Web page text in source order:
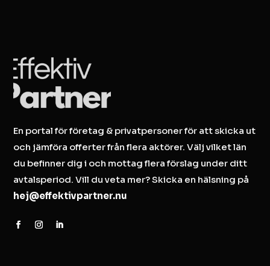
En portal för företag & privatpersoner för att skicka ut
och jämföra offerter från flera aktörer. Välj vilket län
du befinner dig i och mottag flera förslag under ditt
avtalsperiod. Vill du veta mer? Skicka en hälsning på
hej@effektivpartner.nu